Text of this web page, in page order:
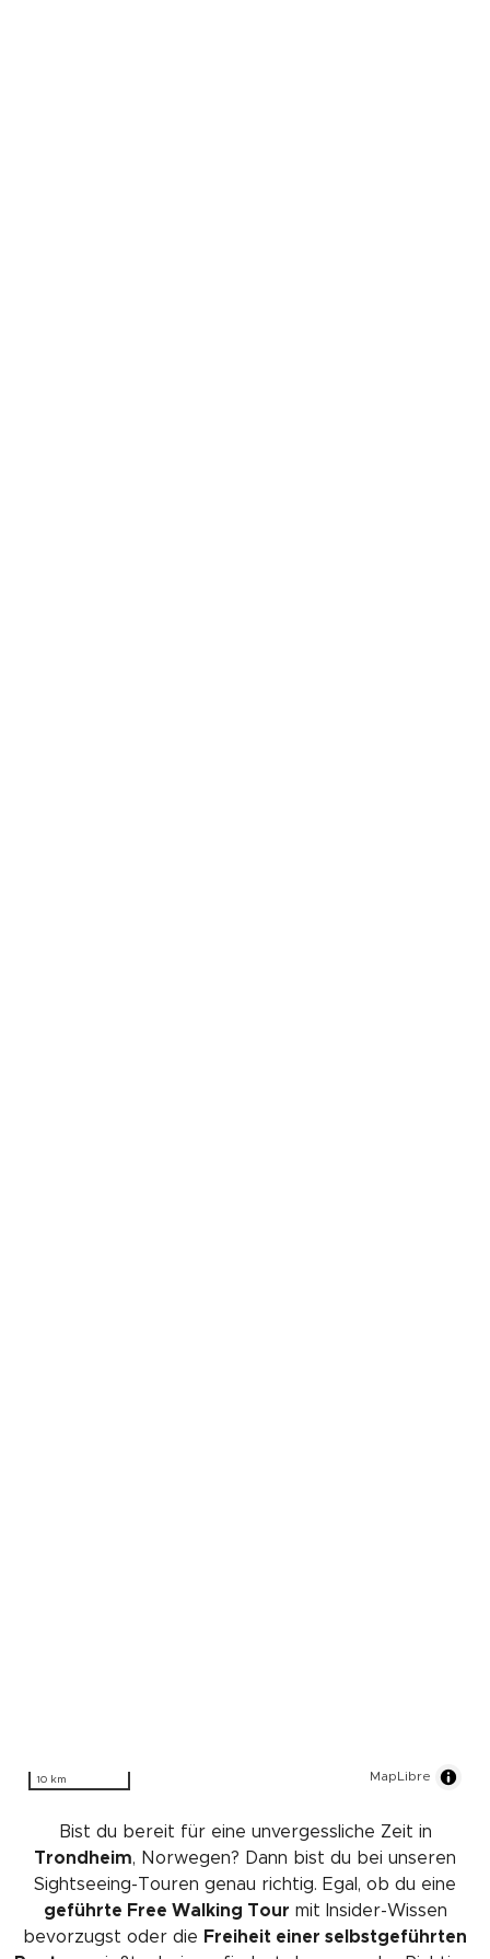
10 km MapLibre
Bist du bereit für eine unvergessliche Zeit in
Trondheim, Norwegen? Dann bist du bei unseren
Sightseeing-Touren genau richtig. Egal, ob du eine
geführte Free Walking Tour mit Insider-Wissen
bevorzugst oder die Freiheit einer selbstgeführten